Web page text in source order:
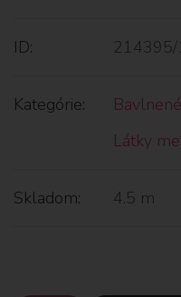
ID:
Kategórie:
Látky
Skladom: 4.5 m